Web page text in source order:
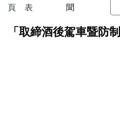
頁
表
聞
「取締酒後駕車暨防